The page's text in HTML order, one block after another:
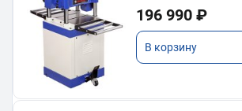
196 990 ₽
В корзину